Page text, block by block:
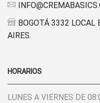
BOGOTÁ 3332 LOCAL
AIRES.
HORARIOS
LUNES A VIERNES DE